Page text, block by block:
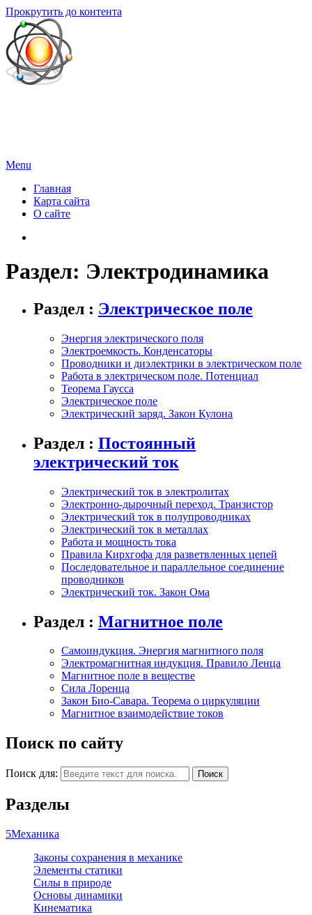
Прокрутить до контента
Menu
Главная
Карта сайта
О сайте
Раздел: Электродинамика
Раздел : Электрическое поле
Энергия электрического поля
Электроемкость. Конденсаторы
Проводники и диэлектрики в электрическом поле
Работа в электрическом поле. Потенциал
Теорема Гаусса
Электрическое поле
Электрический заряд. Закон Кулона
Раздел : Постоянный
электрический ток
Электрический ток в электролитах
Электронно-дырочный переход. Транзистор
Электрический ток в полупроводниках
Электрический ток в металлах
Работа и мощность тока
Правила Кирхгофа для разветвленных цепей
Последовательное и параллельное соединение
проводников
Электрический ток. Закон Ома
Раздел : Магнитное поле
Самоиндукция. Энергия магнитного поля
Электромагнитная индукция. Правило Ленца
Магнитное поле в веществе
Сила Лоренца
Закон Био-Савара. Теорема о циркуляции
Магнитное взаимодействие токов
Поиск по сайту
Поиск для: Поиск
Разделы
5Механика
Законы сохранения в механике
Элементы статики
Силы в природе
Основы динамики
Кинематика